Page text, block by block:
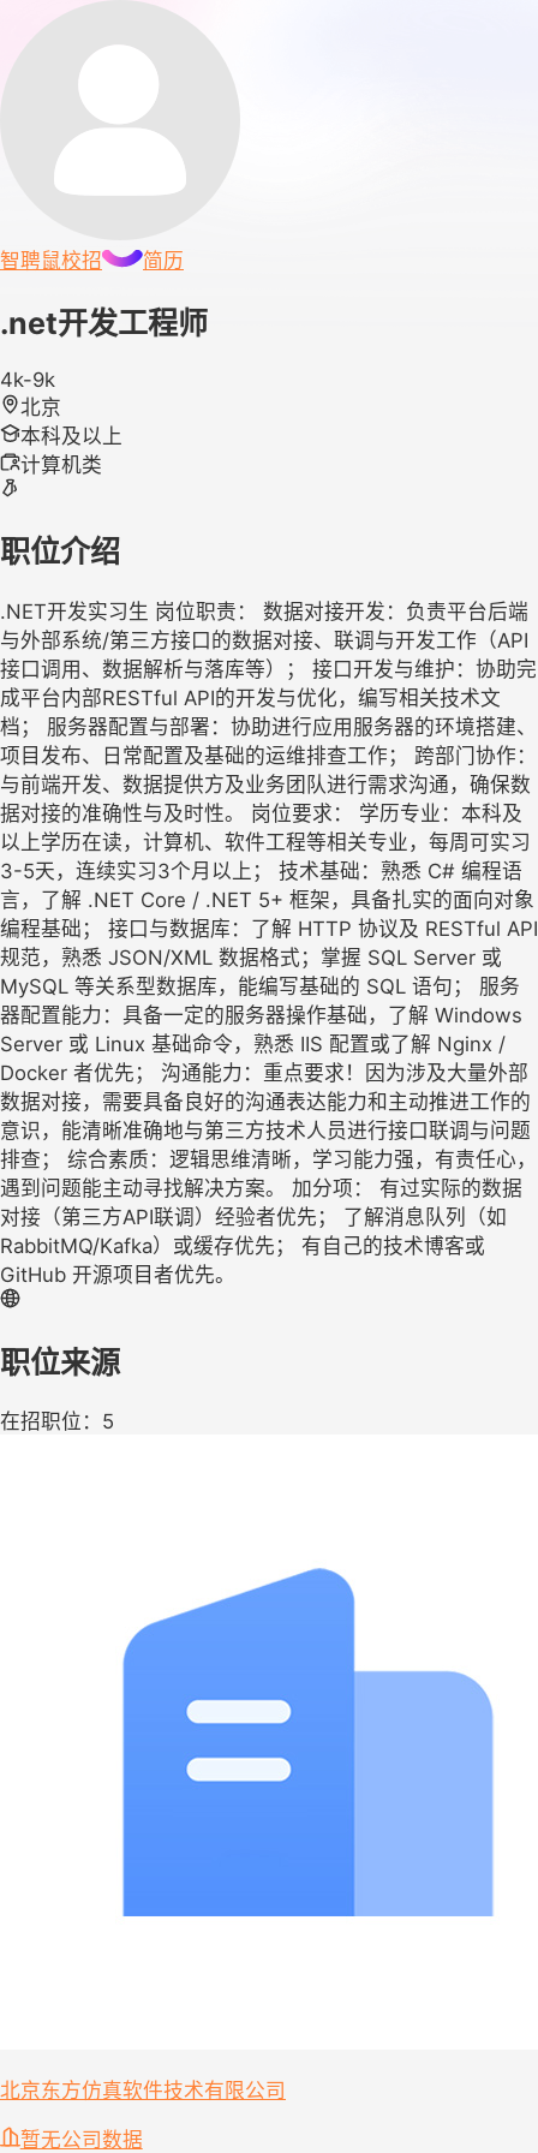
智聘鼠校招 简历
.net开发工程师
4k-9k
北京
本科及以上
计算机类
职位介绍
.NET开发实习生 岗位职责： 数据对接开发：负责平台后端
与外部系统/第三方接口的数据对接、联调与开发工作（API
接口调用、数据解析与落库等）； 接口开发与维护：协助完
成平台内部RESTful API的开发与优化，编写相关技术文
档； 服务器配置与部署：协助进行应用服务器的环境搭建、
项目发布、日常配置及基础的运维排查工作； 跨部门协作：
与前端开发、数据提供方及业务团队进行需求沟通，确保数
据对接的准确性与及时性。 岗位要求： 学历专业：本科及
以上学历在读，计算机、软件工程等相关专业，每周可实习
3-5天，连续实习3个月以上； 技术基础：熟悉 C# 编程语
言，了解 .NET Core / .NET 5+ 框架，具备扎实的面向对象
编程基础； 接口与数据库：了解 HTTP 协议及 RESTful API
规范，熟悉 JSON/XML 数据格式；掌握 SQL Server 或
MySQL 等关系型数据库，能编写基础的 SQL 语句； 服务
器配置能力：具备一定的服务器操作基础，了解 Windows
Server 或 Linux 基础命令，熟悉 IIS 配置或了解 Nginx /
Docker 者优先； 沟通能力：重点要求！因为涉及大量外部
数据对接，需要具备良好的沟通表达能力和主动推进工作的
意识，能清晰准确地与第三方技术人员进行接口联调与问题
排查； 综合素质：逻辑思维清晰，学习能力强，有责任心，
遇到问题能主动寻找解决方案。 加分项： 有过实际的数据
对接（第三方API联调）经验者优先； 了解消息队列（如
RabbitMQ/Kafka）或缓存优先； 有自己的技术博客或
GitHub 开源项目者优先。
职位来源
在招职位：5
北京东方仿真软件技术有限公司
暂无公司数据